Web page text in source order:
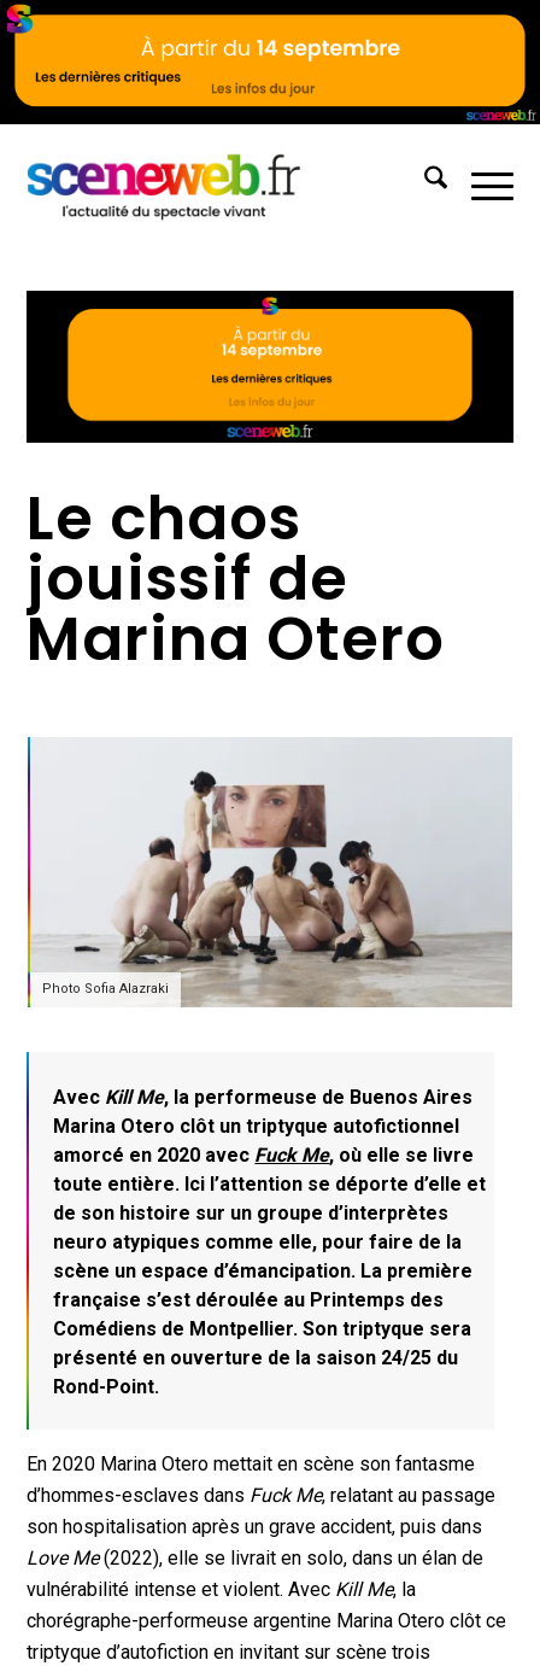
Le chaos
jouissif de
Marina Otero
Photo Sofia Alazraki
Avec Kill Me, la performeuse de Buenos Aires
Marina Otero clôt un triptyque autofictionnel
amorcé en 2020 avec Fuck Me, où elle se livre
toute entière. Ici l’attention se déporte d’elle et
de son histoire sur un groupe d’interprètes
neuro atypiques comme elle, pour faire de la
scène un espace d’émancipation. La première
française s’est déroulée au Printemps des
Comédiens de Montpellier. Son triptyque sera
présenté en ouverture de la saison 24/25 du
Rond-Point.
En 2020 Marina Otero mettait en scène son fantasme
d’hommes-esclaves dans Fuck Me, relatant au passage
son hospitalisation après un grave accident, puis dans
Love Me(2022), elle se livrait en solo, dans un élan de
vulnérabilité intense et violent. Avec Kill Me, la
chorégraphe-performeuse argentine Marina Otero clôt ce
triptyque d’autofiction en invitant sur scène trois